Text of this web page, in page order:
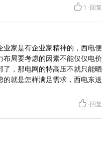
1 · 回复
家是有企业家精神的，西电便
局要考虑的因素不能仅仅电价
，那电网的特高压不就只能晒
就是怎样满足需求，西电东送
· 回复